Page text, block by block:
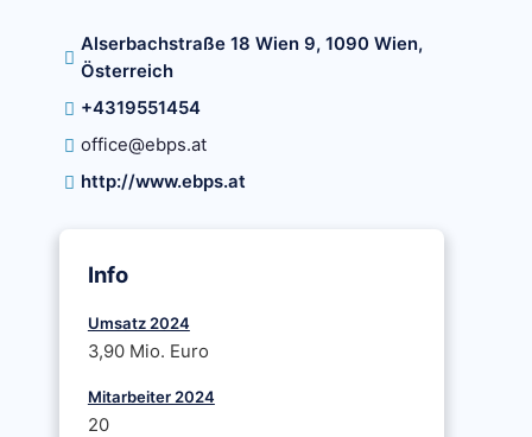
Alserbachstraße 18 Wien 9, 1090 Wien,
Österreich
+4319551454
office@ebps.at
http://www.ebps.at
Info
Umsatz 2024
3,90 Mio. Euro
Mitarbeiter 2024
20